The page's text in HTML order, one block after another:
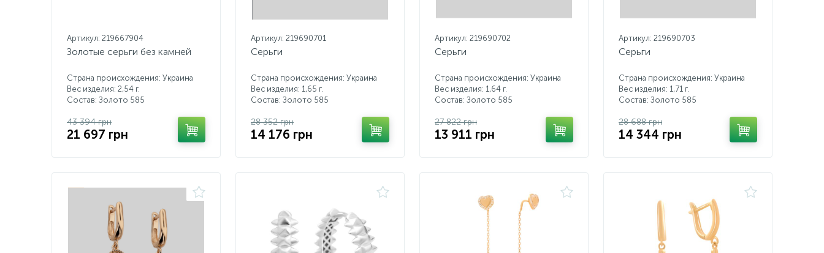
Артикул: 219667904
Золотые серьги без камней
Страна происхождения: Украина
Вес изделия: 2,54 г.
Состав: Золото 585
43 394 грн
21 697 грн
Артикул: 219690701
Серьги
Страна происхождения: Украина
Вес изделия: 1,65 г.
Состав: Золото 585
28 352 грн
14 176 грн
Артикул: 219690702
Серьги
Страна происхождения: Украина
Вес изделия: 1,64 г.
Состав: Золото 585
27 822 грн
13 911 грн
Артикул: 219690703
Серьги
Страна происхождения: Украина
Вес изделия: 1,71 г.
Состав: Золото 585
28 688 грн
14 344 грн